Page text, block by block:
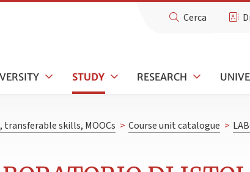
Cerca
STUDY RESEARCH
transferable skills, MOOCs > Course unit catalogue >